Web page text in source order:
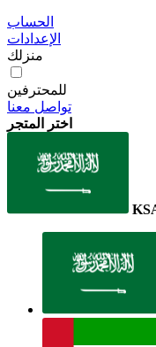
الحساب
الإعدادات
منزلك
للمحترفين
تواصل معنا
اختر المتجر